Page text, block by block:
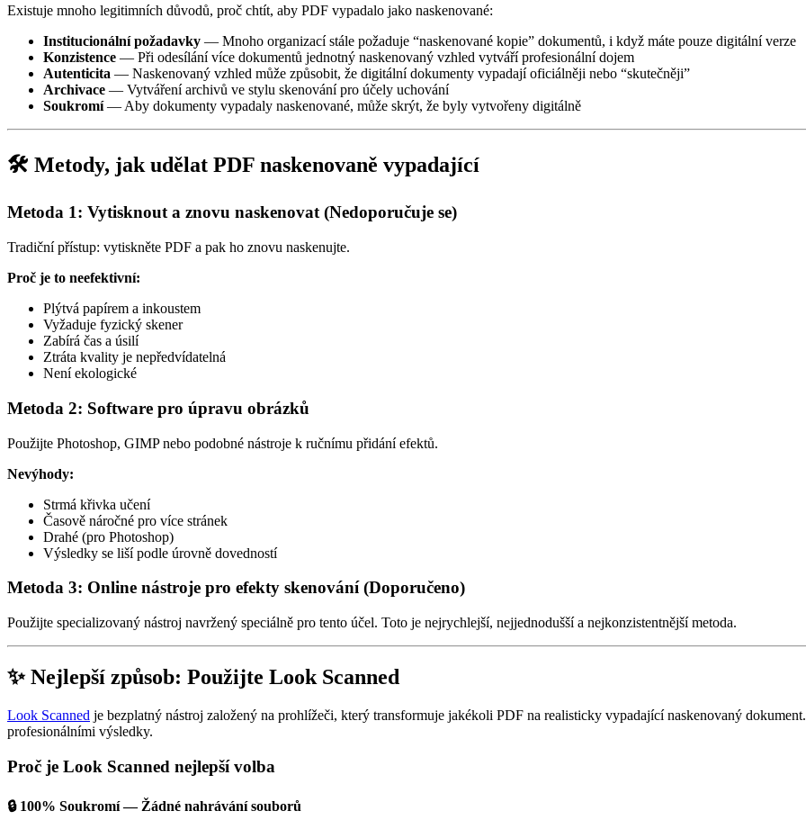
Existuje mnoho legitimních důvodů, proč chtít, aby PDF vypadalo jako naskenované:
Institucionální požadavky — Mnoho organizací stále požaduje “naskenované kopie” dokumentů, i když máte pouze digitální verze
Konzistence — Při odesílání více dokumentů jednotný naskenovaný vzhled vytváří profesionální dojem
Autenticita — Naskenovaný vzhled může způsobit, že digitální dokumenty vypadají oficiálněji nebo “skutečněji”
Archivace — Vytváření archivů ve stylu skenování pro účely uchování
Soukromí— Aby dokumenty vypadaly naskenované, může skrýt, že byly vytvořeny digitálně
🛠️ Metody, jak udělat PDF naskenovaně vypadající
Metoda 1: Vytisknout a znovu naskenovat (Nedoporučuje se)
Tradiční přístup: vytiskněte PDF a pak ho znovu naskenujte.
Proč je to neefektivní:
Plýtvá papírem a inkoustem
Vyžaduje fyzický skener
Zabírá čas a úsilí
Ztráta kvality je nepředvídatelná
Není ekologické
Metoda 2: Software pro úpravu obrázků
Použijte Photoshop, GIMP nebo podobné nástroje k ručnímu přidání efektů.
Nevýhody:
Strmá křivka učení
Časově náročné pro více stránek
Drahé (pro Photoshop)
Výsledky se liší podle úrovně dovedností
Metoda 3: Online nástroje pro efekty skenování (Doporučeno)
Použijte specializovaný nástroj navržený speciálně pro tento účel. Toto je nejrychlejší, nejjednodušší a nejkonzistentnější metoda.
✨ Nejlepší způsob: Použijte Look Scanned
Look Scanned je bezplatný nástroj založený na prohlížeči, který transformuje jakékoli PDF na realisticky vypadající naskenovaný
profesionálními výsledky.
Proč je Look Scanned nejlepší volba
🔒 100% Soukromí — Žádné nahrávání souborů